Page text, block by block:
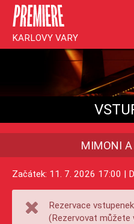
KARLOVY VARY
MIMONI
Začátek: 11. 7. 2026 17:00 |
Rezervace
(Rezervovat můžete